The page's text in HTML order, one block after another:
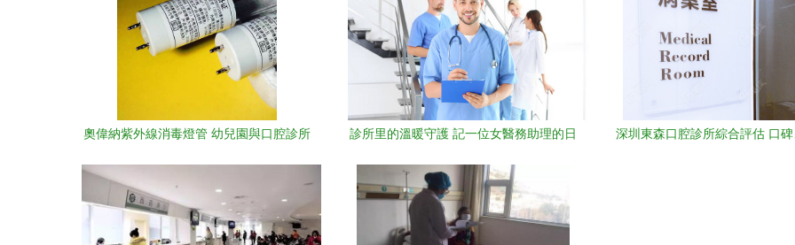
奧偉納紫外線消毒燈管 幼兒園與口腔診所
優勢解析
診所里的溫暖守護 記一位女醫務助理的日
深圳東森口腔診所綜合評估 口碑